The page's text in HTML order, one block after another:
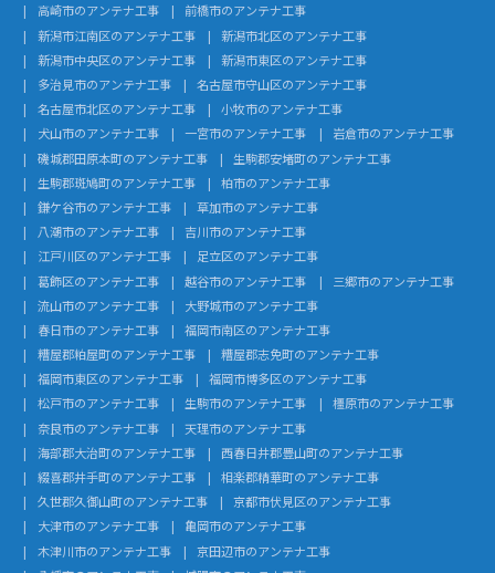
高崎市のアンテナ工事
前橋市のアンテナ工事
新潟市江南区のアンテナ工事
新潟市北区のアンテナ工事
新潟市中央区のアンテナ工事
新潟市東区のアンテナ工事
多治見市のアンテナ工事
名古屋市守山区のアンテナ工事
名古屋市北区のアンテナ工事
小牧市のアンテナ工事
犬山市のアンテナ工事
一宮市のアンテナ工事
岩倉市のアンテナ工事
磯城郡田原本町のアンテナ工事
生駒郡安堵町のアンテナ工事
生駒郡斑鳩町のアンテナ工事
柏市のアンテナ工事
鎌ケ谷市のアンテナ工事
草加市のアンテナ工事
八潮市のアンテナ工事
吉川市のアンテナ工事
江戸川区のアンテナ工事
足立区のアンテナ工事
葛飾区のアンテナ工事
越谷市のアンテナ工事
三郷市のアンテナ工事
流山市のアンテナ工事
大野城市のアンテナ工事
春日市のアンテナ工事
福岡市南区のアンテナ工事
糟屋郡粕屋町のアンテナ工事
糟屋郡志免町のアンテナ工事
福岡市東区のアンテナ工事
福岡市博多区のアンテナ工事
松戸市のアンテナ工事
生駒市のアンテナ工事
橿原市のアンテナ工事
奈良市のアンテナ工事
天理市のアンテナ工事
海部郡大治町のアンテナ工事
西春日井郡豊山町のアンテナ工事
綴喜郡井手町のアンテナ工事
相楽郡精華町のアンテナ工事
久世郡久御山町のアンテナ工事
京都市伏見区のアンテナ工事
大津市のアンテナ工事
亀岡市のアンテナ工事
木津川市のアンテナ工事
京田辺市のアンテナ工事